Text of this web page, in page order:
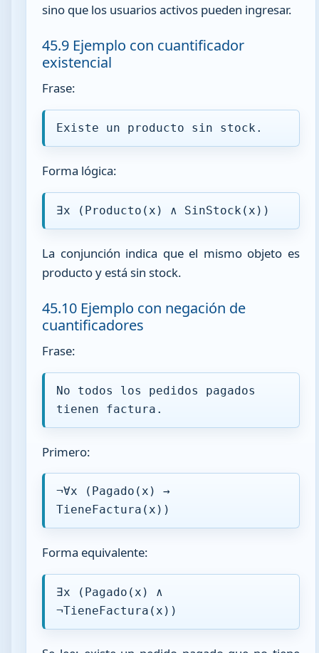
sino que los usuarios activos pueden ingresar.
45.9 Ejemplo con cuantificador
existencial
Frase:
Existe un producto sin stock.
Forma lógica:
∃x (Producto(x) ∧ SinStock(x))
La conjunción indica que el mismo objeto es
producto y está sin stock.
45.10 Ejemplo con negación de
cuantificadores
Frase:
No todos los pedidos pagados
tienen factura.
Primero:
¬∀x (Pagado(x) →
TieneFactura(x))
Forma equivalente:
∃x (Pagado(x) ∧
¬TieneFactura(x))